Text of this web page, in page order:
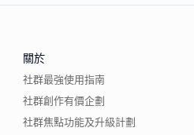
關於
社群最強使用指南
社群創作有價企劃
社群焦點功能及升級計劃